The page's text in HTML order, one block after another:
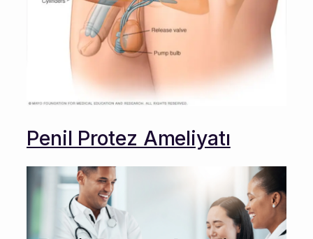
Penil Protez Ameliyatı